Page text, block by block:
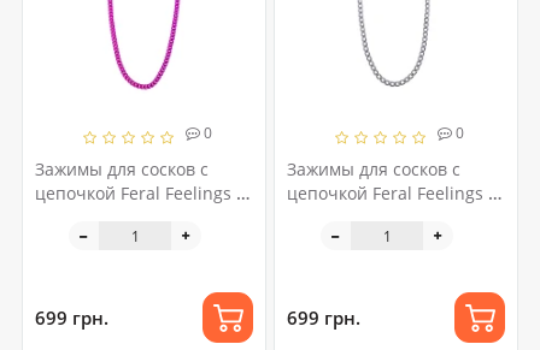
0
Зажимы для сосков с
цепочкой Feral Feelings -
розовый
699 грн.
0
Зажимы для сосков с
цепочкой Feral Feelings -
серебро/белый
699 грн.